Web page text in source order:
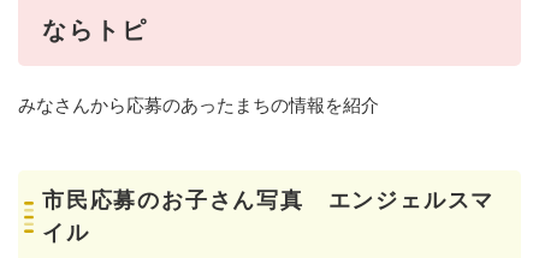
ならトピ
みなさんから応募のあったまちの情報を紹介
市民応募のお子さん写真 エンジェルスマ
イル